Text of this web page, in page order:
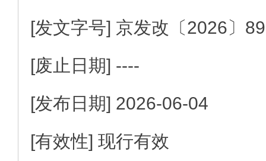
[发文字号] 京发改 〔2026〕
[废止日期] ----
[发布日期] 2026-06-04
[有效性] 现行有效